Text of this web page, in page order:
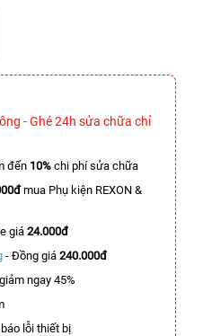
- Ghé 24h sửa chữa chỉ
đến 10% chi phí sửa chữa
mua Phụ kiện REXON &
giá24.000đ
- Đồng giá 240.000đ
ngay 45%
lỗi thiết bị